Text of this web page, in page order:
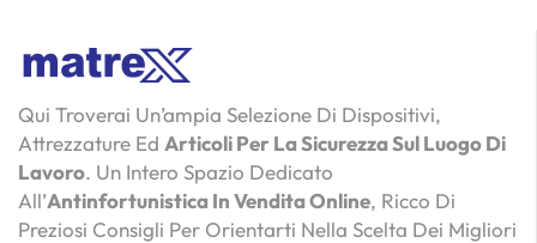
Qui Troverai Un’ampia Selezione Di Dispositivi,
Attrezzature Ed Articoli Per La Sicurezza Sul Luogo Di
Lavoro. Un Intero Spazio Dedicato
All’Antinfortunistica In Vendita Online, Ricco Di
Preziosi Consigli Per Orientarti Nella Scelta Dei Migliori